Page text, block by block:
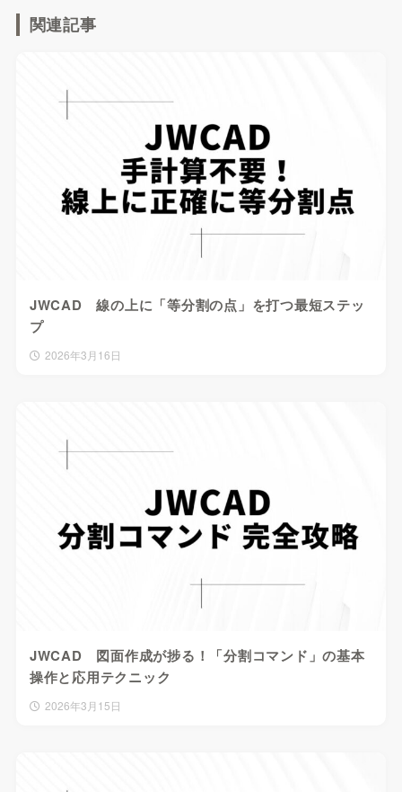
関連記事
JWCAD 線の上に「等分割の点」を打つ最短ステッ
プ
2026年3月16日
JWCAD 図面作成が捗る！「分割コマンド」の基本
操作と応用テクニック
2026年3月15日